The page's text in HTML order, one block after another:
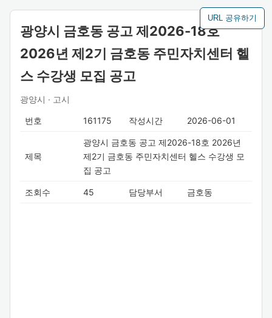
URL 공유하기
광양시 금호동 공고 제2026-18호
2026년 제2기 금호동 주민자치센터 헬
스 수강생 모집 공고
광양시 · 고시
번호 161175 작성시간 2026-06-01
제목
광양시 금호동 공고 제2026-18호 2026년
제2기 금호동 주민자치센터 헬스 수강생 모
집 공고
조회수 45 담당부서 금호동